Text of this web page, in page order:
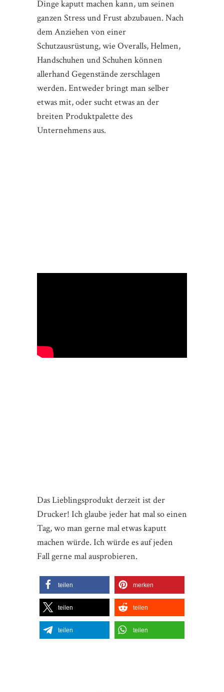
Dinge kaputt machen kann, um seinen
ganzen Stress und Frust abzubauen. Nach
dem Anziehen von einer
Schutzausrüstung, wie Overalls, Helmen,
Handschuhen und Schuhen können
allerhand Gegenstände zerschlagen
werden. Entweder bringt man selber
etwas mit, oder sucht etwas an der
breiten Produktpalette des
Unternehmens aus.
Das Lieblingsprodukt derzeit ist der
Drucker! Ich glaube jeder hat mal so einen
Tag, wo man gerne mal etwas kaputt
machen würde. Ich würde es auf jeden
Fall gerne mal ausprobieren.
teilen merken
teilen teilen
teilen teilen